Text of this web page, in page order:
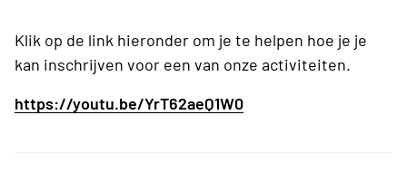
Klik op de link hieronder om je te helpen hoe je je
kan inschrijven voor een van onze activiteiten.
https://youtu.be/YrT62aeQ1W0